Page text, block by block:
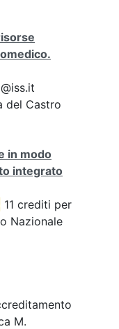
del Castro
in modo
integrato
11 crediti per
Nazionale
M.